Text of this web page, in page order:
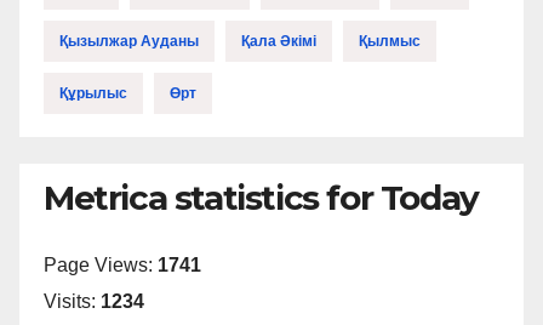
Қызылжар Ауданы Қала Әкімі Қылмыс
Құрылыс Өрт
Metrica statistics for Today
Page Views: 1741
Visits: 1234